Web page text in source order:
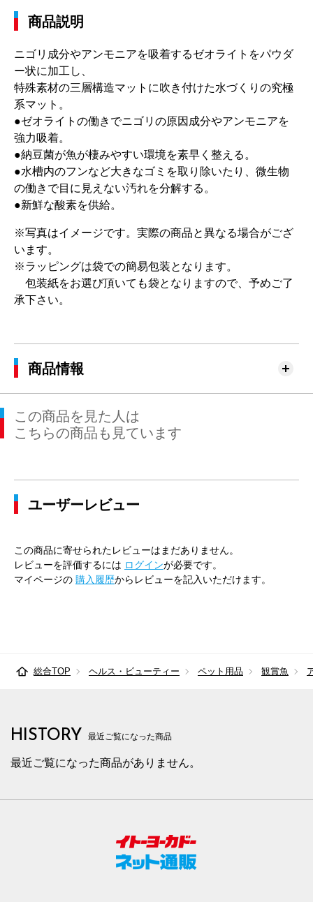
商品説明
ニゴリ成分やアンモニアを吸着するゼオライトをパウダ
ー状に加工し、
特殊素材の三層構造マットに吹き付けた水づくりの究極
系マット。
●ゼオライトの働きでニゴリの原因成分やアンモニアを
強力吸着。
●納豆菌が魚が棲みやすい環境を素早く整える。
●水槽内のフンなど大きなゴミを取り除いたり、微生物
の働きで目に見えない汚れを分解する。
●新鮮な酸素を供給。
※写真はイメージです。実際の商品と異なる場合がござ
います。
※ラッピングは袋での簡易包装となります。
包装紙をお選び頂いても袋となりますので、予めご了
承下さい。
商品情報
この商品を見た人は
こちらの商品も見ています
ユーザーレビュー
この商品に寄せられたレビューはまだありません。
レビューを評価するには ログインが必要です。
マイページの 購入履歴からレビューを記入いただけます。
総合TOP ヘルス・ビューティー ペット用品 観賞魚
HISTORY 最近ご覧になった商品
最近ご覧になった商品がありません。